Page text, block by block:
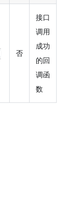
否
接口
调用
成功
的回
调函
数